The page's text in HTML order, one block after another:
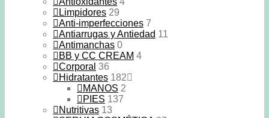
Limpidores 29
Anti-imperfecciones 7
Antiarrugas y Antiedad 11
Antimanchas 0
BB y CC CREAM 4
Corporal 36
Hidratantes 182
MANOS 2
PIES 137
Nutritivas 13